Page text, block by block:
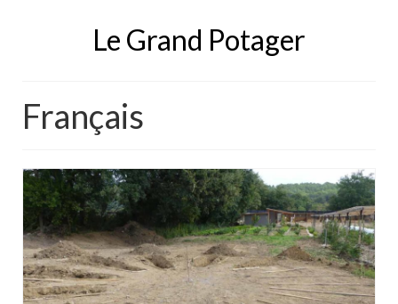
Le Grand Potager
Français